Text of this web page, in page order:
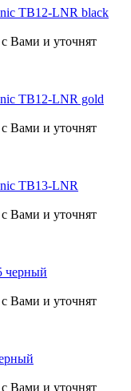
TB12-LNR black
Вами и уточнят
TB12-LNR gold
Вами и уточнят
TB13-LNR
Вами и уточнят
черный
Вами и уточнят
Вами и уточнят